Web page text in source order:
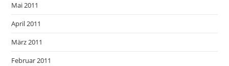
Mai 2011
April 2011
März 2011
Februar 2011